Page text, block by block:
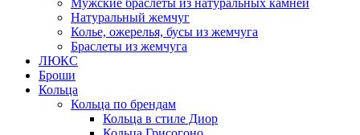
Натуральный жемчуг
Колье, ожерелья, бусы из жемчуга
Браслеты из жемчуга
ЛЮКС
Броши
Кольца
Кольца по брендам
Кольца в стиле Диор